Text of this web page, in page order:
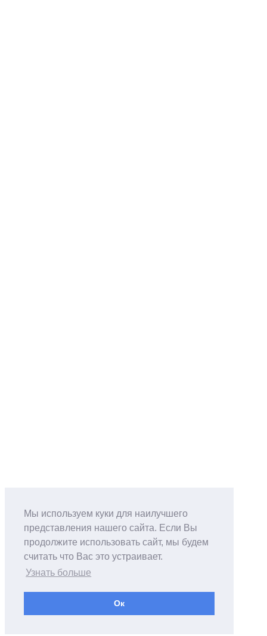
Мы используем куки для наилучшего
представления нашего сайта. Если Вы
продолжите использовать сайт, мы будем
считать что Вас это устраивает.
Узнать больше
Ок